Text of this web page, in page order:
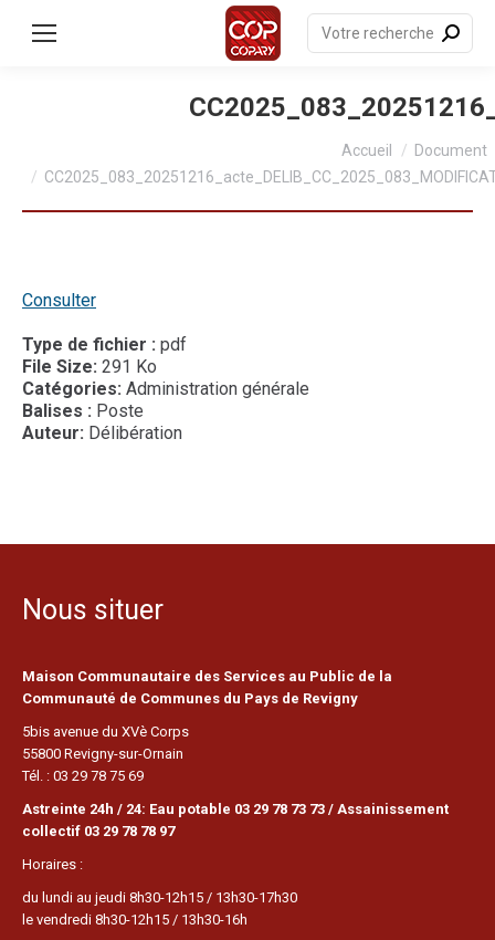
principal
Recherche
:
Accueil
Document
Consulter
Type de fichier : pdf
File Size: 291 Ko
Catégories: Administration générale
Balises : Poste
Auteur: Délibération
Nous situer
Maison Communautaire des Services au Public de la
Communauté de Communes du Pays de Revigny
5bis avenue du XVè Corps
55800 Revigny-sur-Ornain
Tél. : 03 29 78 75 69
Astreinte 24h / 24: Eau potable 03 29 78 73 73 / Assainissement
collectif 03 29 78 78 97
Horaires :
du lundi au jeudi 8h30-12h15 / 13h30-17h30
le vendredi 8h30-12h15 / 13h30-16h